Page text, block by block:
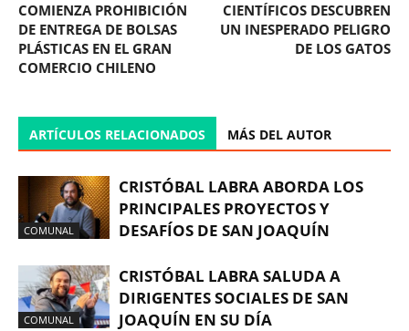
COMIENZA PROHIBICIÓN
DE ENTREGA DE BOLSAS
PLÁSTICAS EN EL GRAN
COMERCIO CHILENO
CIENTÍFICOS DESCUBREN
UN INESPERADO PELIGRO
DE LOS GATOS
ARTÍCULOS RELACIONADOS MÁS DEL AUTOR
COMUNAL
CRISTÓBAL LABRA ABORDA LOS
PRINCIPALES PROYECTOS Y
DESAFÍOS DE SAN JOAQUÍN
COMUNAL
CRISTÓBAL LABRA SALUDA A
DIRIGENTES SOCIALES DE SAN
JOAQUÍN EN SU DÍA